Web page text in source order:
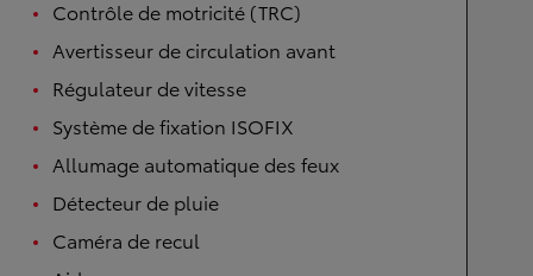
Contrôle de motricité (TRC)
Avertisseur de circulation avant
Régulateur de vitesse
Système de fixation ISOFIX
Allumage automatique des feux
Détecteur de pluie
Caméra de recul